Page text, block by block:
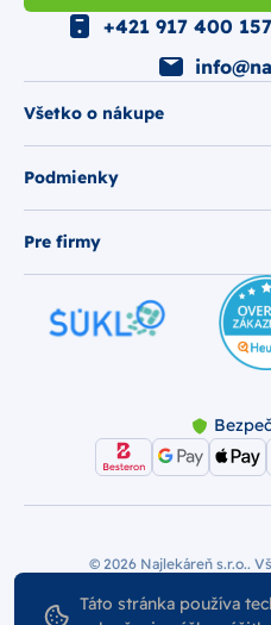
Všetko o nákupe
Podmienky
Pre firmy
+421 917 400
© 2026 Najlekáreň s.r.o..
Nastavenie Cookies
Táto stránka používa